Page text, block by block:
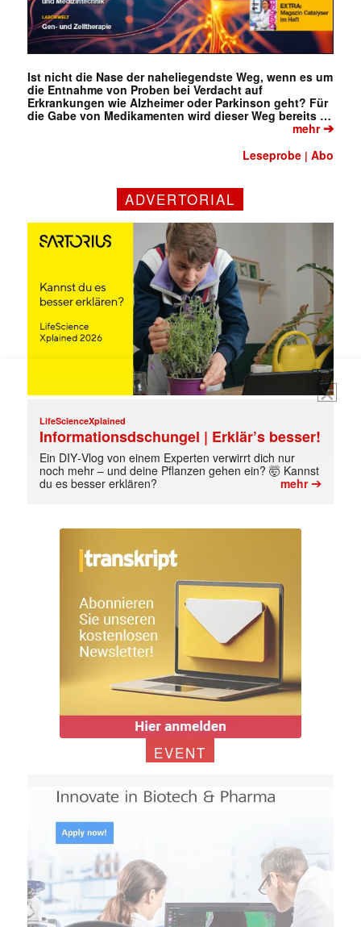
Mit dem |transkript-Newsletter
jede Woche aktuell informiert.
E-
Ist nicht die Nase der naheliegendste Weg, wenn es um
die Entnahme von Proben bei Verdacht auf
Erkrankungen wie Alzheimer oder Parkinson geht? Für
die Gabe von Medikamenten wird dieser Weg bereits …
mehr➔
Leseprobe |Abo
ADVERTORIAL
LifeScienceXplained
Informationsdschungel | Erklär’s besser!
Ein DIY‑Vlog von einem Experten verwirrt dich nur
noch mehr – und deine Pflanzen gehen ein? 🤯 Kannst
du es besser erklären?
mehr➔
EVENT